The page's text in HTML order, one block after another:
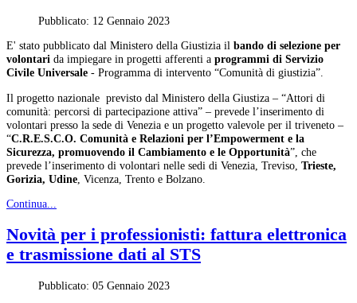
Pubblicato: 12 Gennaio 2023
E' stato pubblicato dal Ministero della Giustizia il bando di selezione per
volontari da impiegare in progetti afferenti a programmi di Servizio
Civile Universale - Programma di intervento “Comunità di giustizia”.
Il progetto nazionale previsto dal Ministero della Giustiza – “Attori di
comunità: percorsi di partecipazione attiva” – prevede l’inserimento di
volontari presso la sede di Venezia e un progetto valevole per il triveneto –
“C.R.E.S.C.O. Comunità e Relazioni per l’Empowerment e la
Sicurezza, promuovendo il Cambiamento e le Opportunità”, che
prevede l’inserimento di volontari nelle sedi di Venezia, Treviso, Trieste,
Gorizia, Udine , Vicenza, Trento e Bolzano.
Continua...
Novità per i professionisti: fattura elettronica
e trasmissione dati al STS
Pubblicato: 05 Gennaio 2023